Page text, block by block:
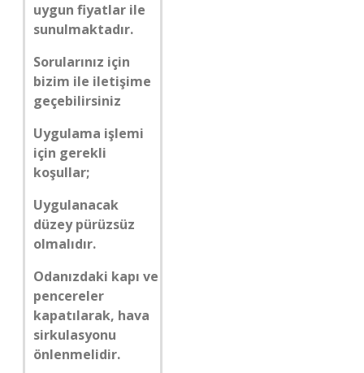
uygun fiyatlar ile
sunulmaktadır.
Sorularınız için
bizim ile iletişime
geçebilirsiniz
Uygulama işlemi
için gerekli
koşullar;
Uygulanacak
düzey pürüzsüz
olmalıdır.
Odanızdaki kapı ve
pencereler
kapatılarak, hava
sirkulasyonu
önlenmelidir.